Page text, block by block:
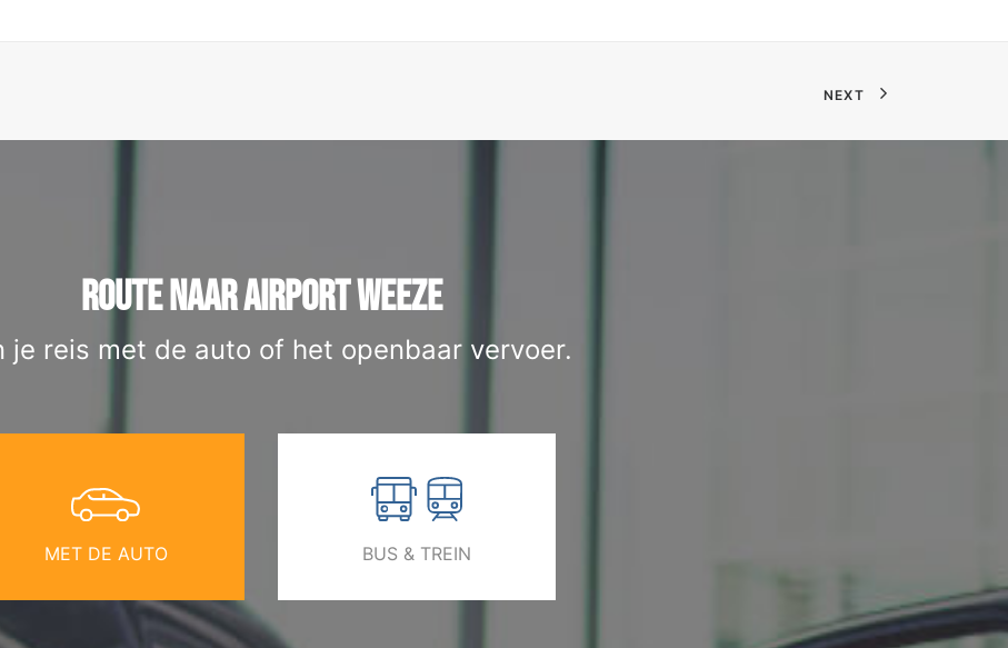
NEXT
ROUTE NAAR AIRPORT WEEZE
je reis met de auto of het openbaar vervoer.
MET DE AUTO BUS & TREIN